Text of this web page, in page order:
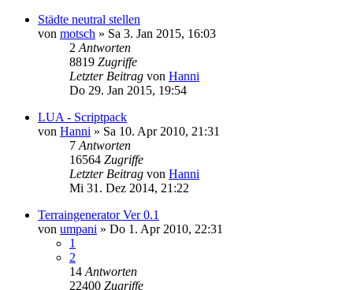
Städte neutral stellen
von motsch » Sa 3. Jan 2015, 16:03
2 Antworten
8819 Zugriffe
Letzter Beitrag von Hanni
Do 29. Jan 2015, 19:54
LUA - Scriptpack
von Hanni » Sa 10. Apr 2010, 21:31
7 Antworten
16564 Zugriffe
Letzter Beitrag von Hanni
Mi 31. Dez 2014, 21:22
Terraingenerator Ver 0.1
von umpani » Do 1. Apr 2010, 22:31
1
2
14 Antworten
22400 Zugriffe